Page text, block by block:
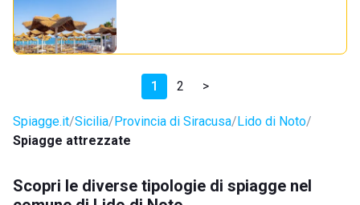
1 2 >
Spiagge.it Sicilia Provincia di Siracusa Lido di Noto
Spiagge attrezzate
Scopri le diverse tipologie di spiagge nel